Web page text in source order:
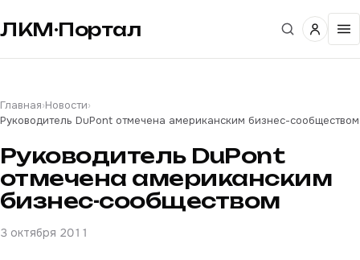
ЛКМ·Портал
Главная›Новости›
Руководитель DuPont отмечена американским бизнес-сообществом
Руководитель DuPont
отмечена американским
бизнес-сообществом
3 октября 2011